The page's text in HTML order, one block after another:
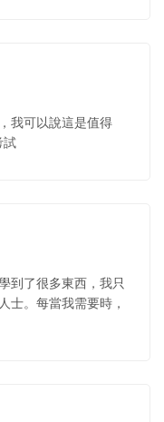
我可以說這是值得
試
到了很多東西，我只
士。每當我需要時，